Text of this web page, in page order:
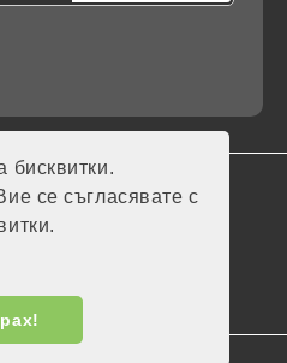
бисквитки.
се съгласявате с
GDPR
100% съобразен с GDPR.